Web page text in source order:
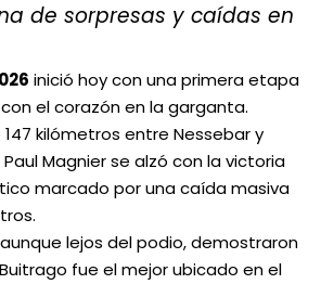
de sorpresas y caídas en
inició hoy con una primera etapa
el corazón en la garganta.
147 kilómetros entre Nessebar y
Magnier se alzó con la victoria
marcado por una caída masiva
lejos del podio, demostraron
fue el mejor ubicado en el